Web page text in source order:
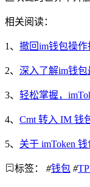
相关阅读：
1、 撤回im钱包操
2、 深入了解im钱
3、 轻松掌握，
4、 Cmt 转入 IM 钱
5、 关于 imToken
标签： #钱包 #